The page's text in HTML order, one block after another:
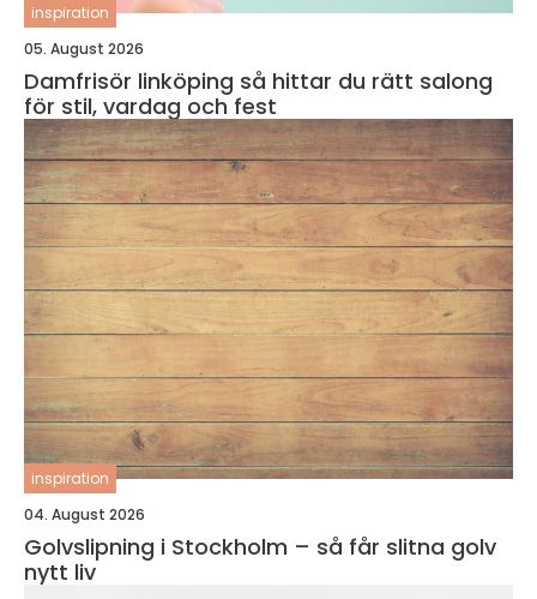
inspiration
05. August 2026
Damfrisör linköping så hittar du rätt salong
för stil, vardag och fest
inspiration
04. August 2026
Golvslipning i Stockholm – så får slitna golv
nytt liv